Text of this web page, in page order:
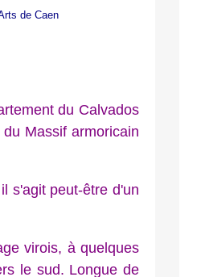
de Caen
du Calvados
Massif armoricain
il s'agit peut-être d'un
virois, à quelques
le sud. Longue de